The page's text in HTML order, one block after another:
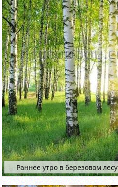
Раннее утро в березовом лесу